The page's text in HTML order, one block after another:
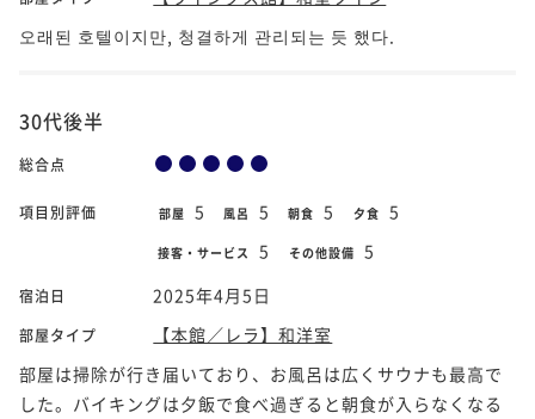
오래된 호텔이지만, 청결하게 관리되는 듯 했다.
30代後半
総合点
項目別評価 部屋 5 風呂 5 朝食 5 夕食 5
接客・サービス 5 その他設備 5
宿泊日 2025年4月5日
部屋タイプ
【本館／レラ】和洋室
部屋は掃除が行き届いており、お風呂は広くサウナも最高で
した。バイキングは夕飯で食べ過ぎると朝食が入らなくなる